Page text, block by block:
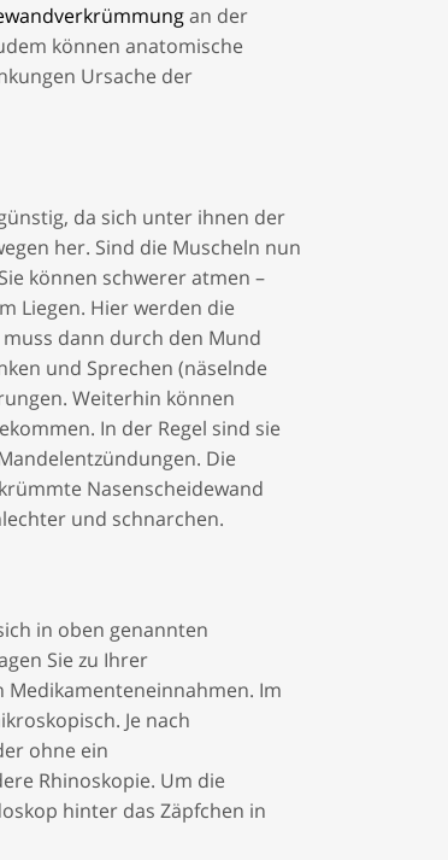
an der
können anatomische
Ursache der
da sich unter ihnen der
her. Sind die Muscheln nun
können schwerer atmen –
Liegen. Hier werden die
dann durch den Mund
und Sprechen (näselnde
Weiterhin können
In der Regel sind sie
Die
Nasenscheidewand
und schnarchen.
in oben genannten
Sie zu Ihrer
Medikamenteneinnahmen. Im
Je nach
ohne ein
Rhinoskopie. Um die
hinter das Zäpfchen in